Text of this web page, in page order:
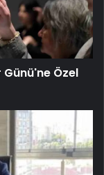
Özel